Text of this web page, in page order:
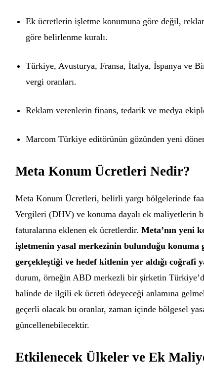
Ek ücretlerin işletme konumuna göre değil,
göre belirlenme kuralı.
Türkiye, Avusturya, Fransa, İtalya, İspanya ve
vergi oranları.
Reklam verenlerin finans, tedarik ve medya
Marcom Türkiye editörünün gözünden yeni
Meta Konum Ücretleri Nedir?
Meta Konum Ücretleri, belirli yargı bölgelerinde
Vergileri (DHV) ve konuma dayalı ek maliyetlerin
faturalarına eklenen ek ücretlerdir.Meta’nın yeni
işletmenin yasal merkezinin bulunduğu
gerçekleştiği ve hedef kitlenin yer aldığı coğrafi
durum, örneğin ABD merkezli bir şirketin
halinde de ilgili ek ücreti ödeyeceği anlamına
geçerli olacak bu oranlar, zaman içinde bölgesel
güncellenebilecektir.
Etkilenecek Ülkeler ve Ek